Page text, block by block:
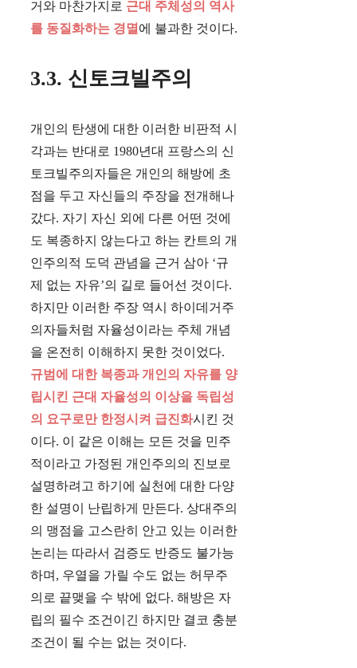
거와 마찬가지로 근대 주체성의 역사
를 동질화하는 경멸 에 불과한 것이다.
3.3. 신토크빌주의
개인의 탄생에 대한 이러한 비판적 시
각과는 반대로 1980년대 프랑스의 신
토크빌주의자들은 개인의 해방에 초
점을 두고 자신들의 주장을 전개해나
갔다. 자기 자신 외에 다른 어떤 것에
도 복종하지 않는다고 하는 칸트의 개
인주의적 도덕 관념을 근거 삼아 ‘규
제 없는 자유’의 길로 들어선 것이다.
하지만 이러한 주장 역시 하이데거주
의자들처럼 자율성이라는 주체 개념
을 온전히 이해하지 못한 것이었다.
규범에 대한 복종과 개인의 자유를 양
립시킨 근대 자율성의 이상을 독립성
의 요구로만 한정시켜 급진화시킨 것
이다. 이 같은 이해는 모든 것을 민주
적이라고 가정된 개인주의의 진보로
설명하려고 하기에 실천에 대한 다양
한 설명이 난립하게 만든다. 상대주의
의 맹점을 고스란히 안고 있는 이러한
논리는 따라서 검증도 반증도 불가능
하며, 우열을 가릴 수도 없는 허무주
의로 끝맺을 수 밖에 없다. 해방은 자
립의 필수 조건이긴 하지만 결코 충분
조건이 될 수는 없는 것이다.